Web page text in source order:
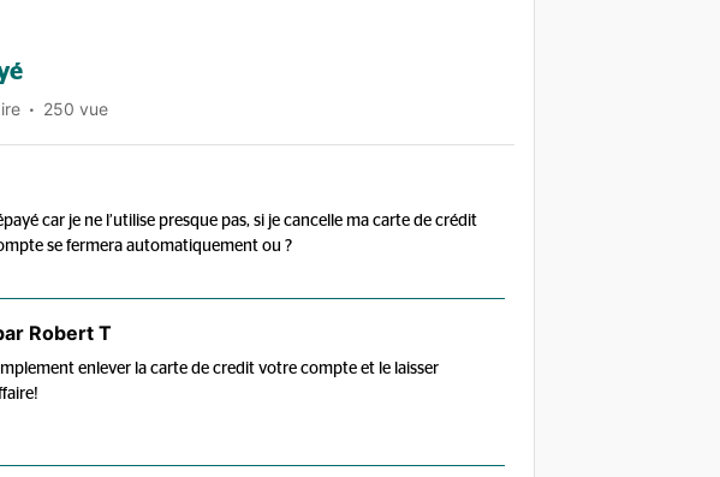
250 vue
car je ne l’utilise presque pas, si je cancelle ma carte de crédit
se fermera automatiquement ou ?
Robert T
enlever la carte de credit votre compte et le laisser